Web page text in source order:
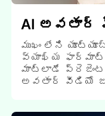
AI అవతార్
ముఖం లేని
వ్యాఖ్య
మాట్లాడే
అవతార్ వీడియో